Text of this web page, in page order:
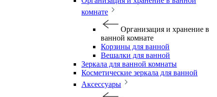
комнате
Организация и хранение в
ванной комнате
Корзины для ванной
Вешалки для ванной
Зеркала для ванной комнаты
Косметические зеркала для ванной
Аксессуары